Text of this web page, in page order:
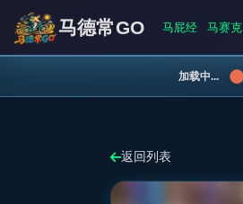
马德常GO 马屁经 马赛克
加载中...
返回列表